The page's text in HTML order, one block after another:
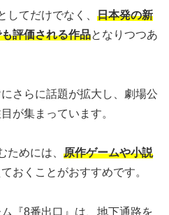
してだけでなく、 日本発の新
評価される作品となりつつあ
さらに話題が拡大し、劇場公
が集まっています。
ためには、 原作ゲームや小説
おくことがおすすめです。
『8番出口』は、地下通路を